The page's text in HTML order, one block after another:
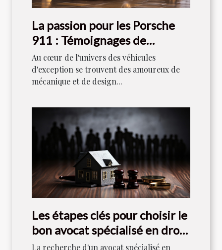
La passion pour les Porsche
911 : Témoignages de
collectionneurs
Au cœur de l'univers des véhicules
d'exception se trouvent des amoureux de
mécanique et de design...
Les étapes clés pour choisir le
bon avocat spécialisé en droit
de la famille
La recherche d'un avocat spécialisé en